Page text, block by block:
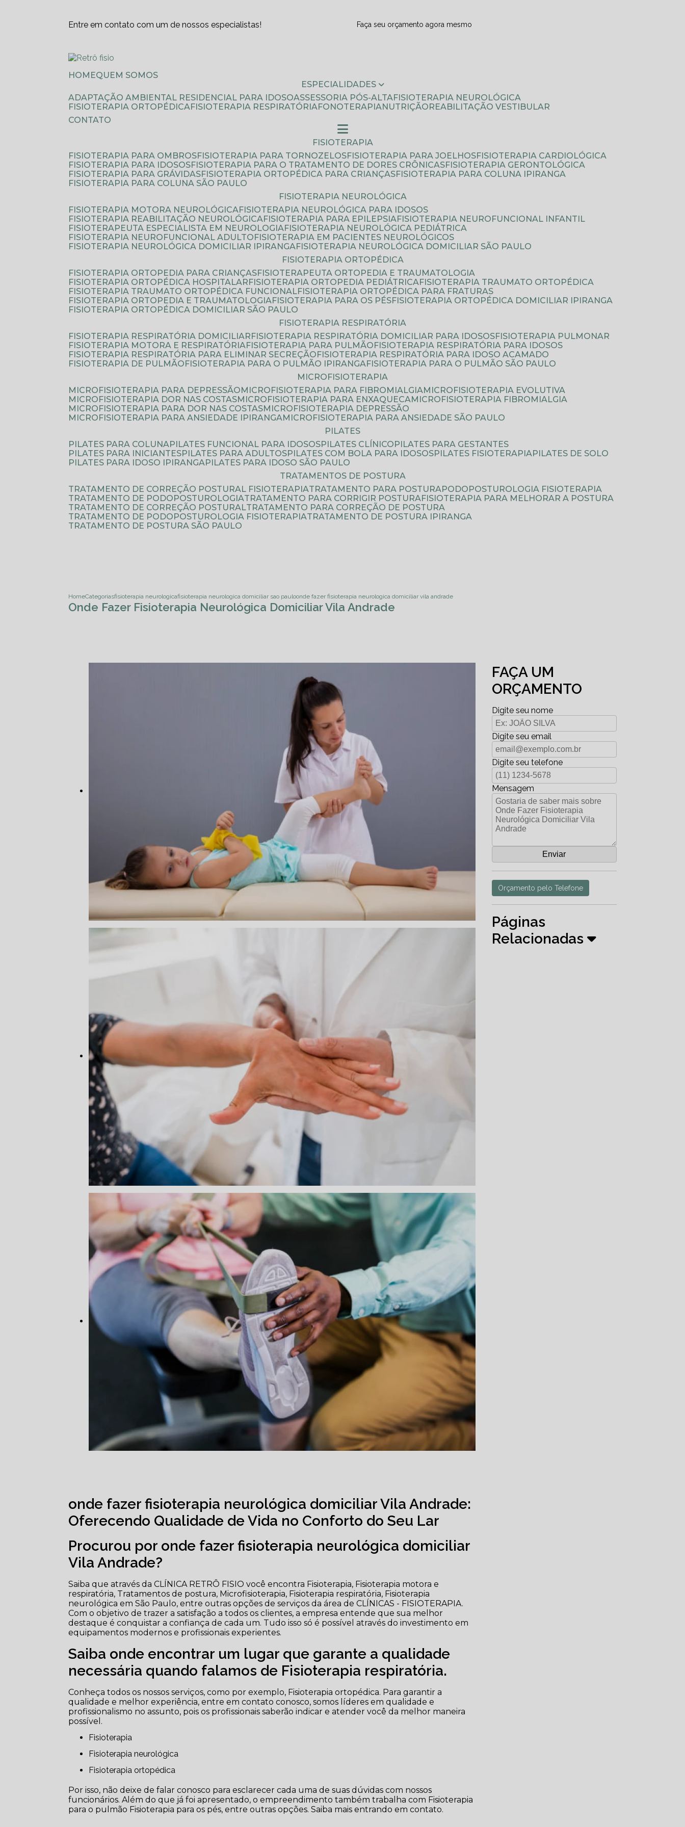
Entre em contato com um de nossos especialistas! Faça seu orçamento agora mesmo
HOME
QUEM SOMOS
ESPECIALIDADES
ADAPTAÇÃO AMBIENTAL RESIDENCIAL PARA IDOSO
ASSESSORIA PÓS-ALTA
FISIOTERAPIA NEUROLÓGICA
FISIOTERAPIA ORTOPÉDICA
FISIOTERAPIA RESPIRATÓRIA FONOTERAPIA NUTRIÇÃO
REABILITAÇÃO VESTIBULAR
CONTATO
FISIOTERAPIA
FISIOTERAPIA PARA OMBROS
FISIOTERAPIA PARA TORNOZELOS FISIOTERAPIA PARA JOELHOS
FISIOTERAPIA CARDIOLÓGICA
FISIOTERAPIA PARA IDOSOS
FISIOTERAPIA PARA O TRATAMENTO DE DORES CRÔNICAS
FISIOTERAPIA GERONTOLÓGICA
FISIOTERAPIA PARA GRÁVIDAS
FISIOTERAPIA ORTOPÉDICA PARA CRIANÇAS
FISIOTERAPIA PARA COLUNA IPIRANGA
FISIOTERAPIA PARA COLUNA SÃO PAULO
FISIOTERAPIA NEUROLÓGICA
FISIOTERAPIA MOTORA NEUROLÓGICA
FISIOTERAPIA NEUROLÓGICA PARA IDOSOS
FISIOTERAPIA REABILITAÇÃO NEUROLÓGICA
FISIOTERAPIA PARA EPILEPSIA
FISIOTERAPIA NEUROFUNCIONAL INFANTIL
FISIOTERAPEUTA ESPECIALISTA EM NEUROLOGIA
FISIOTERAPIA NEUROLÓGICA PEDIÁTRICA
FISIOTERAPIA NEUROFUNCIONAL ADULTO
FISIOTERAPIA EM PACIENTES NEUROLÓGICOS
FISIOTERAPIA NEUROLÓGICA DOMICILIAR IPIRANGA
FISIOTERAPIA NEUROLÓGICA DOMICILIAR SÃO PAULO
FISIOTERAPIA ORTOPÉDICA
FISIOTERAPIA ORTOPEDIA PARA CRIANÇAS
FISIOTERAPEUTA ORTOPEDIA E TRAUMATOLOGIA
FISIOTERAPIA ORTOPÉDICA HOSPITALAR
FISIOTERAPIA ORTOPEDIA PEDIÁTRICA
FISIOTERAPIA TRAUMATO ORTOPÉDICA
FISIOTERAPIA TRAUMATO ORTOPÉDICA FUNCIONAL
FISIOTERAPIA ORTOPÉDICA PARA FRATURAS
FISIOTERAPIA ORTOPEDIA E TRAUMATOLOGIA
FISIOTERAPIA PARA OS PÉS
FISIOTERAPIA ORTOPÉDICA DOMICILIAR IPIRANGA
FISIOTERAPIA ORTOPÉDICA DOMICILIAR SÃO PAULO
FISIOTERAPIA RESPIRATÓRIA
FISIOTERAPIA RESPIRATÓRIA DOMICILIAR
FISIOTERAPIA RESPIRATÓRIA DOMICILIAR PARA IDOSOS
FISIOTERAPIA PULMONAR
FISIOTERAPIA MOTORA E RESPIRATÓRIA
FISIOTERAPIA PARA PULMÃO
FISIOTERAPIA RESPIRATÓRIA PARA IDOSOS
FISIOTERAPIA RESPIRATÓRIA PARA ELIMINAR SECREÇÃO
FISIOTERAPIA RESPIRATÓRIA PARA IDOSO ACAMADO
FISIOTERAPIA DE PULMÃO
FISIOTERAPIA PARA O PULMÃO IPIRANGA
FISIOTERAPIA PARA O PULMÃO SÃO PAULO
MICROFISIOTERAPIA
MICROFISIOTERAPIA PARA DEPRESSÃO
MICROFISIOTERAPIA PARA FIBROMIALGIA
MICROFISIOTERAPIA EVOLUTIVA
MICROFISIOTERAPIA DOR NAS COSTAS
MICROFISIOTERAPIA PARA ENXAQUECA
MICROFISIOTERAPIA FIBROMIALGIA
MICROFISIOTERAPIA PARA DOR NAS COSTAS
MICROFISIOTERAPIA DEPRESSÃO
MICROFISIOTERAPIA PARA ANSIEDADE IPIRANGA
MICROFISIOTERAPIA PARA ANSIEDADE SÃO PAULO
PILATES
PILATES PARA COLUNA
PILATES FUNCIONAL PARA IDOSOS PILATES CLÍNICO
PILATES PARA GESTANTES
PILATES PARA INICIANTES
PILATES PARA ADULTOS PILATES COM BOLA PARA IDOSOS PILATES FISIOTERAPIA
PILATES DE SOLO
PILATES PARA IDOSO IPIRANGA
PILATES PARA IDOSO SÃO PAULO
TRATAMENTOS DE POSTURA
TRATAMENTO DE CORREÇÃO POSTURAL FISIOTERAPIA
TRATAMENTO PARA POSTURA
PODOPOSTUROLOGIA FISIOTERAPIA
TRATAMENTO DE PODOPOSTUROLOGIA
TRATAMENTO PARA CORRIGIR POSTURA
FISIOTERAPIA PARA MELHORAR A POSTURA
TRATAMENTO DE CORREÇÃO POSTURAL
TRATAMENTO PARA CORREÇÃO DE POSTURA
TRATAMENTO DE PODOPOSTUROLOGIA FISIOTERAPIA
TRATAMENTO DE POSTURA IPIRANGA
TRATAMENTO DE POSTURA SÃO PAULO
HomeCategoriasfisioterapia neurologicafisioterapia neurologica domiciliar sao pauloonde fazer fisioterapia neurologica domiciliar vila andrade
Onde Fazer Fisioterapia Neurológica Domiciliar Vila Andrade
onde fazer fisioterapia neurológica domiciliar Vila Andrade:
Oferecendo Qualidade de Vida no Conforto do Seu Lar
Procurou por onde fazer fisioterapia neurológica domiciliar
Vila Andrade?
Saiba que através da CLÍNICA RETRÔ FISIO você encontra Fisioterapia, Fisioterapia motora e
respiratória, Tratamentos de postura, Microfisioterapia, Fisioterapia respiratória, Fisioterapia
neurológica em São Paulo, entre outras opções de serviços da área de CLÍNICAS - FISIOTERAPIA.
Com o objetivo de trazer a satisfação a todos os clientes, a empresa entende que sua melhor
destaque é conquistar a confiança de cada um. Tudo isso só é possível através do investimento em
equipamentos modernos e profissionais experientes.
Saiba onde encontrar um lugar que garante a qualidade
necessária quando falamos de Fisioterapia respiratória.
Conheça todos os nossos serviços, como por exemplo, Fisioterapia ortopédica. Para garantir a
qualidade e melhor experiência, entre em contato conosco, somos líderes em qualidade e
profissionalismo no assunto, pois os profissionais saberão indicar e atender você da melhor maneira
possível.
Fisioterapia
Fisioterapia neurológica
Fisioterapia ortopédica
Por isso, não deixe de falar conosco para esclarecer cada uma de suas dúvidas com nossos
funcionários. Além do que já foi apresentado, o empreendimento também trabalha com Fisioterapia
para o pulmão Fisioterapia para os pés, entre outras opções. Saiba mais entrando em contato.
FAÇA UM
ORÇAMENTO
Digite seu nome
Digite seu email
Digite seu telefone
Mensagem
Orçamento pelo Telefone
Páginas
Relacionadas